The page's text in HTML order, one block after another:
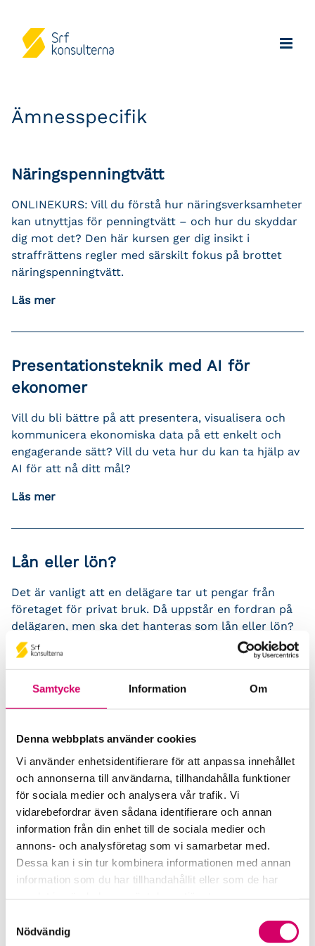
Samtycke Information Om
Denna webbplats använder cookies
Vi använder enhetsidentifierare för att anpassa innehållet
och annonserna till användarna, tillhandahålla funktioner
för sociala medier och analysera vår trafik. Vi
vidarebefordrar även sådana identifierare och annan
information från din enhet till de sociala medier och
annons- och analysföretag som vi samarbetar med.
Dessa kan i sin tur kombinera informationen med annan
information som du har tillhandahållit eller som de har
Nödvändig
Ämnesspecifik
Näringspenningtvätt
ONLINEKURS: Vill du förstå hur näringsverksamheter
kan utnyttjas för penningtvätt – och hur du skyddar
dig mot det? Den här kursen ger dig insikt i
straffrättens regler med särskilt fokus på brottet
näringspenningtvätt.
Läs mer
Presentationsteknik med AI för
ekonomer
Vill du bli bättre på att presentera, visualisera och
kommunicera ekonomiska data på ett enkelt och
engagerande sätt? Vill du veta hur du kan ta hjälp av
AI för att nå ditt mål?
Läs mer
Lån eller lön?
Det är vanligt att en delägare tar ut pengar från
företaget för privat bruk. Då uppstår en fordran på
delägaren, men ska det hanteras som lån eller lön?
Om det är ett lån, kan det vara frågan om ett
förbjudet lån.
Läs mer
Räkenskapsinformation – Vad är det
och hur ska den sparas?
Det här är en kurs för dig som vill säkerställa att
företaget sparar rätt dokumentation. I kursen
Räkenskapsinformation går vi igenom vad som är
räkenskapsinformation så att företaget vare sig
sparar för mycket eller för lite. Bokföringslagens
Läs mer